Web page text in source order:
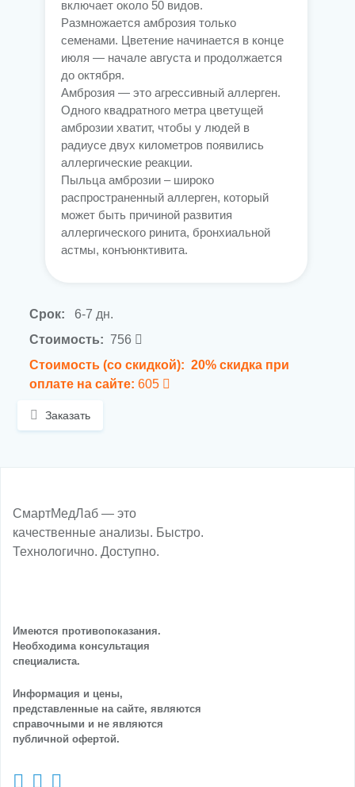
включает около 50 видов.
Размножается амброзия только
семенами. Цветение начинается в конце
июля — начале августа и продолжается
до октября.
Амброзия — это агрессивный аллерген.
Одного квадратного метра цветущей
амброзии хватит, чтобы у людей в
радиусе двух километров появились
аллергические реакции.
Пыльца амброзии – широко
распространенный аллерген, который
может быть причиной развития
аллергического ринита, бронхиальной
астмы, конъюнктивита.
Срок:
6-7 дн.
Стоимость: 756
Стоимость (со скидкой): 20% скидка при
оплате на сайте: 605
Заказать
СмартМедЛаб — это
качественные анализы. Быстро.
Технологично. Доступно.
Имеются противопоказания.
Необходима консультация
специалиста.
Информация и цены,
представленные на сайте, являются
справочными и не являются
публичной офертой.